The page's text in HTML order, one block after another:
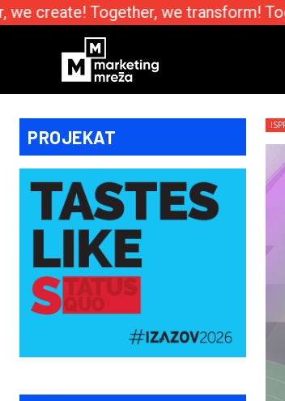
create! Together, we transform!
PROJEKAT